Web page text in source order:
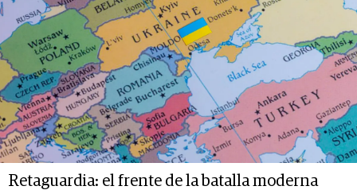
Retaguardia: el frente de la batalla moderna